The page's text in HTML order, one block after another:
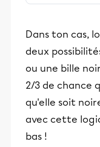
Dans ton cas,
deux
ou une bille
2/3 de chance
qu'elle soit
avec cette
bas !